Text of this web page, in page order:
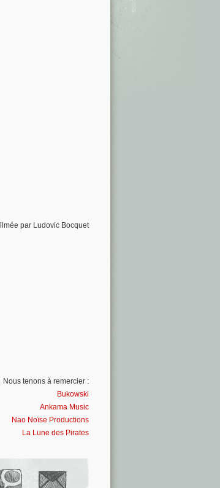
par Ludovic Bocquet
Nous tenons à remercier :
Bukowski
Ankama Music
Nao Noïse Productions
La Lune des Pirates